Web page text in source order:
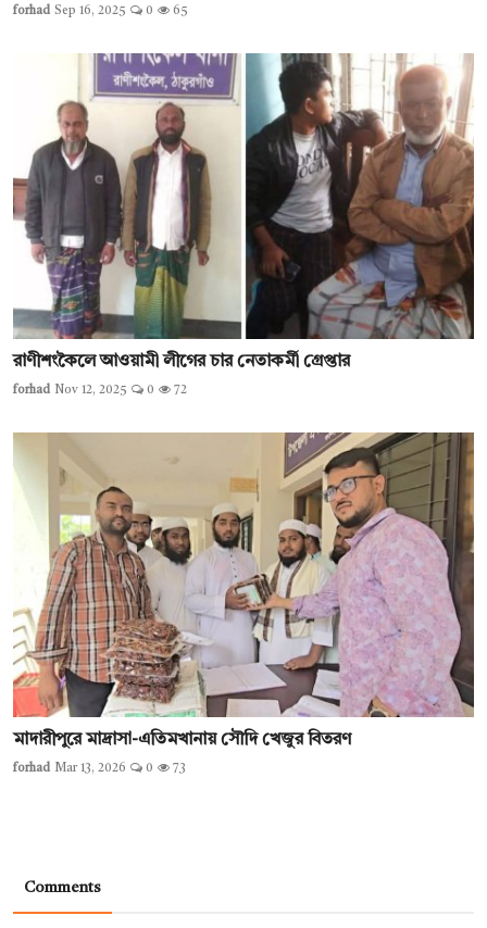
forhad Sep 16, 2025 0 65
রাণীশংকৈলে আওয়ামী লীগের চার নেতাকর্মী গ্রেপ্তার
forhad Nov 12, 2025 0 72
মাদারীপুরে মাদ্রাসা-এতিমখানায় সৌদি খেজুর বিতরণ
forhad Mar 13, 2026 0 73
Comments